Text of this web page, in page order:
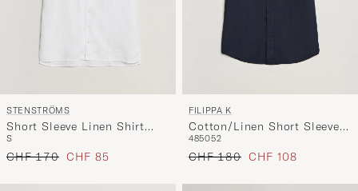
STENSTRÖMS
Short Sleeve Linen Shirt
White
S
Regulärer Preis
CHF 170 Reduzierter Preis
CHF 85
FILIPPA K
Cotton/Linen Short Sleeve
Shirt Navy
485052
Regulärer Preis
CHF 180 Reduzierter Preis
CHF 108